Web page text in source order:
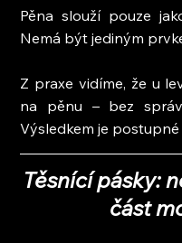
Pěna slouží pouze
Nemá být jediným
Z praxe vidíme, že u
na pěnu – bez
Výsledkem je
Těsnící pásky:
část